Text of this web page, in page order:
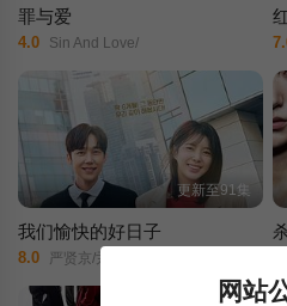
罪与爱
4.0 Sin And Love/
更新至91集
我们愉快的好日子
8.0 严贤京/尹仲勋/申正允/尹多英/金惠玉/鲜于在德/尹多勋/文喜京/李商淑/郑孝彬/李家豪/郑永琡/
网站